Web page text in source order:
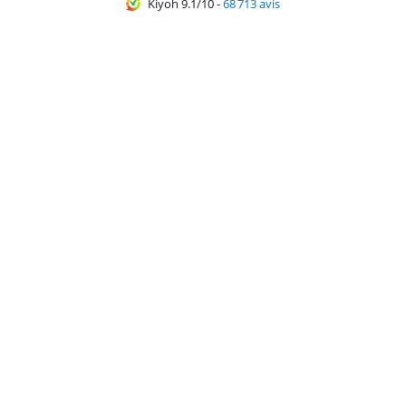
Kiyoh 9.1/10-68 713 avis